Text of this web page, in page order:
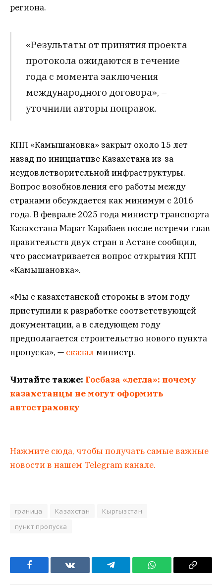
региона.
«Результаты от принятия проекта
протокола ожидаются в течение
года с момента заключения
международного договора», –
уточнили авторы поправок.
КПП «Камышановка» закрыт около 15 лет
назад по инициативе Казахстана из-за
неудовлетворительной инфраструктуры.
Вопрос возобновления его работы между
странами обсуждается как минимум с 2016
года. В феврале 2025 года министр транспорта
Казахстана Марат Карабаев после встречи глав
правительств двух стран в Астане сообщил,
что рассматривается вопрос открытия КПП
«Камышановка».
«Мы с казахстанской стороны в этом году
приступили к разработке соответствующей
документации, а в следующем году
предполагается строительство нового пункта
пропуска», — сказалминистр.
Читайте также: Госбаза «легла»: почему
казахстанцы не могут оформить
автостраховку
Нажмите сюда, чтобы получать самые важные
новости в нашем Telegram канале.
граница Казахстан
Кыргызстан
пункт пропуска
Facebook VKontakteTelegram WhatsApp Copy